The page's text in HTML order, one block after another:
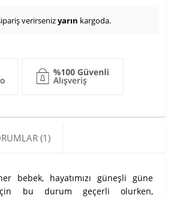
verirsenizyarın kargoda.
(1)
bebek, hayatımızı güneşli güne
bu durum geçerli olurken,